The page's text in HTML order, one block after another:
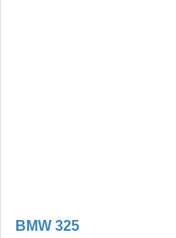
BMW 325